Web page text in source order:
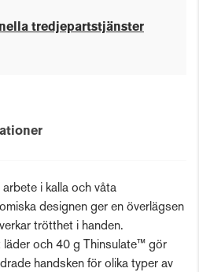
tredjepartstjänster
i kalla och våta
designen ger en överlägsen
trötthet i handen.
läder och 40 g Thinsulate™ gör
handsken för olika typer av